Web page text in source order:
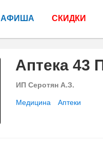
АФИША СКИДКИ
Аптека 43
ИП Серотян А.З.
Медицина Аптеки